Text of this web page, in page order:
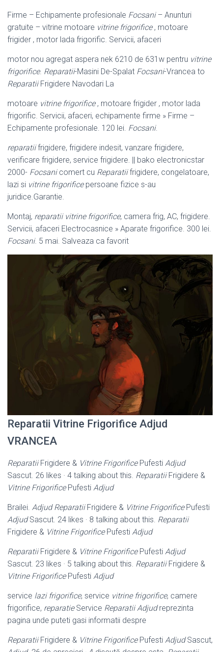
Firme – Echipamente profesionale Focsani– Anunturi
gratuite – vitrine motoare vitrine frigorifice, motoare
frigider , motor lada frigorific. Servicii, afaceri
motor nou agregat aspera nek 6210 de 631w pentru vitrine
frigorifice. Reparatii-Masini De-Spalat Focsani-Vrancea to
ReparatiiFrigidere Navodari La
motoare vitrine frigorifice, motoare frigider , motor lada
frigorific. Servicii, afaceri, echipamente firme » Firme –
Echipamente profesionale. 120 lei. Focsani.
reparatiifrigidere, frigidere indesit, vanzare frigidere,
verificare frigidere, service frigidere. || bako electronicstar
2000- Focsanicomert cu Reparatiifrigidere, congelatoare,
lazi si vitrine frigorificepersoane fizice s-au
juridice.Garantie.
Montaj, reparatii vitrine frigorifice, camera frig, AC, frigidere.
Servicii, afaceri Electrocasnice » Aparate frigorifice. 300 lei.
Focsani. 5 mai. Salveaza ca favorit
Reparatii Vitrine Frigorifice Adjud
VRANCEA
ReparatiiFrigidere & Vitrine FrigorificePufesti Adjud
Sascut. 26 likes · 4 talking about this. ReparatiiFrigidere &
Vitrine FrigorificePufesti Adjud
Brailei. Adjud ReparatiiFrigidere & Vitrine FrigorificePufesti
AdjudSascut. 24 likes · 8 talking about this. Reparatii
Frigidere & Vitrine FrigorificePufesti Adjud
ReparatiiFrigidere & Vitrine FrigorificePufesti Adjud
Sascut. 23 likes · 5 talking about this. ReparatiiFrigidere &
Vitrine FrigorificePufesti Adjud
service lazi frigorifice, service vitrine frigorifice, camere
frigorifice, reparatieService Reparatii Adjudreprezinta
pagina unde puteti gasi informatii despre
ReparatiiFrigidere & Vitrine FrigorificePufesti AdjudSascut,